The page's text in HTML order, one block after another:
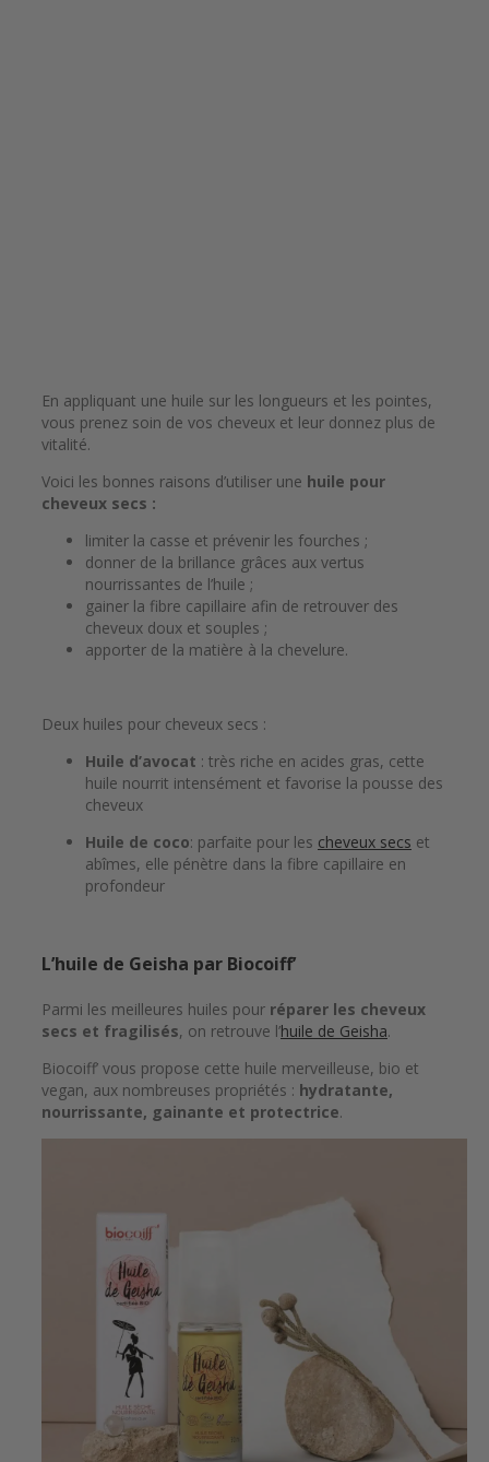
En appliquant une huile sur les longueurs et les pointes,
vous prenez soin de vos cheveux et leur donnez plus de
vitalité.
Voici les bonnes raisons d’utiliser une huile pour
cheveux secs :
limiter la casse et prévenir les fourches ;
donner de la brillance grâces aux vertus
nourrissantes de l’huile ;
gainer la fibre capillaire afin de retrouver des
cheveux doux et souples ;
apporter de la matière à la chevelure.
Deux huiles pour cheveux secs :
Huile d’avocat : très riche en acides gras, cette
huile nourrit intensément et favorise la pousse des
cheveux
Huile de coco: parfaite pour les cheveux secs et
abîmes, elle pénètre dans la fibre capillaire en
profondeur
L’huile de Geisha par Biocoiff’
Parmi les meilleures huiles pour réparer les cheveux
secs et fragilisés, on retrouve l’huile de Geisha.
Biocoiff’ vous propose cette huile merveilleuse, bio et
vegan, aux nombreuses propriétés : hydratante,
nourrissante, gainante et protectrice.